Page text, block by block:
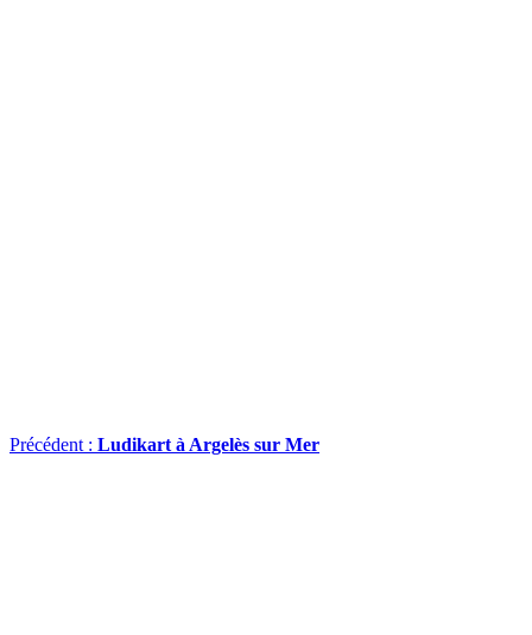
Précédent : Ludikart à Argelès sur Mer